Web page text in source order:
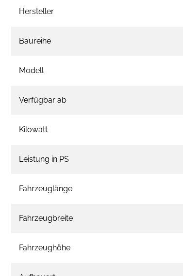
Hersteller
Baureihe
Modell
Verfügbar ab
Kilowatt
Leistung in PS
Fahrzeuglänge
Fahrzeugbreite
Fahrzeughöhe